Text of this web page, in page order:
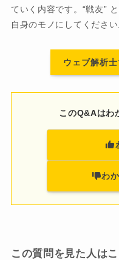
ていく内容です。“戦友”
自身のモノにしてください
ウェブ解析
このQ&Aはわ
わ
この質問を見た人は